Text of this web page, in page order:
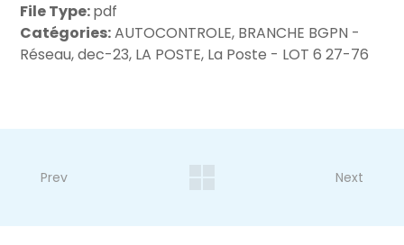
File Type:pdf
Catégories:AUTOCONTROLE, BRANCHE BGPN -
Réseau, dec-23, LA POSTE, La Poste - LOT 6 27-76
Prev Next